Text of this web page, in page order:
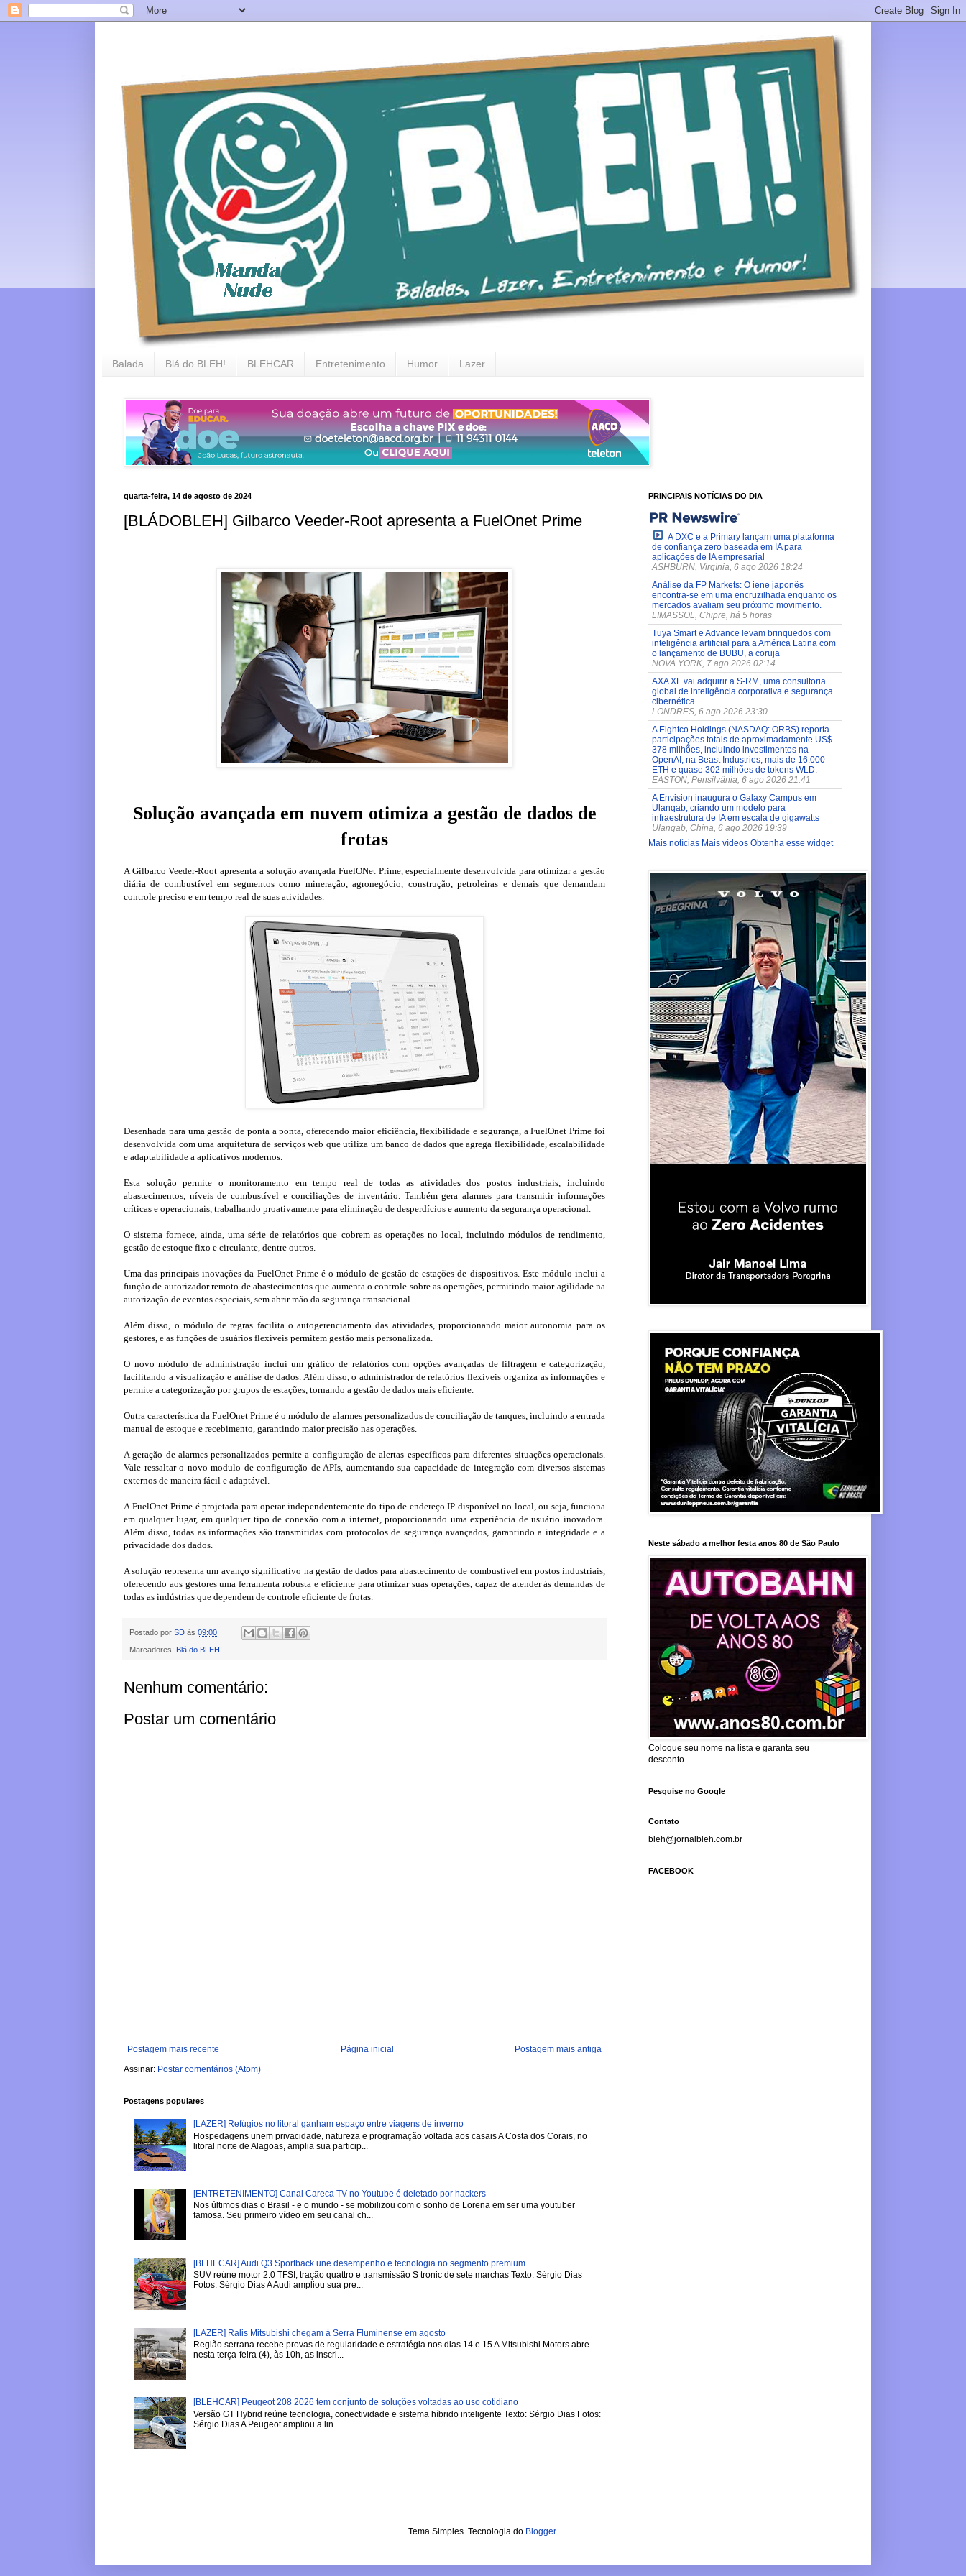
Balada Blá do BLEH! BLEHCAR Entretenimento Humor Lazer
quarta-feira, 14 de agosto de 2024
[BLÁDOBLEH] Gilbarco Veeder-Root apresenta a FuelOnet Prime
Solução avançada em nuvem otimiza a gestão de dados de
frotas
A Gilbarco Veeder-Root apresenta a solução avançada FuelONet Prime, especialmente desenvolvida para otimizar a gestão
diária de combustível em segmentos como mineração, agronegócio, construção, petroleiras e demais que demandam
controle preciso e em tempo real de suas atividades.
Desenhada para uma gestão de ponta a ponta, oferecendo maior eficiência, flexibilidade e segurança, a FuelOnet Prime foi
desenvolvida com uma arquitetura de serviços web que utiliza um banco de dados que agrega flexibilidade, escalabilidade
e adaptabilidade a aplicativos modernos.
Esta solução permite o monitoramento em tempo real de todas as atividades dos postos industriais, incluindo
abastecimentos, níveis de combustível e conciliações de inventário. Também gera alarmes para transmitir informações
críticas e operacionais, trabalhando proativamente para eliminação de desperdícios e aumento da segurança operacional.
O sistema fornece, ainda, uma série de relatórios que cobrem as operações no local, incluindo módulos de rendimento,
gestão de estoque fixo e circulante, dentre outros.
Uma das principais inovações da FuelOnet Prime é o módulo de gestão de estações de dispositivos. Este módulo inclui a
função de autorizador remoto de abastecimentos que aumenta o controle sobre as operações, permitindo maior agilidade na
autorização de eventos especiais, sem abrir mão da segurança transacional.
Além disso, o módulo de regras facilita o autogerenciamento das atividades, proporcionando maior autonomia para os
gestores, e as funções de usuários flexíveis permitem gestão mais personalizada.
O novo módulo de administração inclui um gráfico de relatórios com opções avançadas de filtragem e categorização,
facilitando a visualização e análise de dados. Além disso, o administrador de relatórios flexíveis organiza as informações e
permite a categorização por grupos de estações, tornando a gestão de dados mais eficiente.
Outra característica da FuelOnet Prime é o módulo de alarmes personalizados de conciliação de tanques, incluindo a entrada
manual de estoque e recebimento, garantindo maior precisão nas operações.
A geração de alarmes personalizados permite a configuração de alertas específicos para diferentes situações operacionais.
Vale ressaltar o novo modulo de configuração de APIs, aumentando sua capacidade de integração com diversos sistemas
externos de maneira fácil e adaptável.
A FuelOnet Prime é projetada para operar independentemente do tipo de endereço IP disponível no local, ou seja, funciona
em qualquer lugar, em qualquer tipo de conexão com a internet, proporcionando uma experiência de usuário inovadora.
Além disso, todas as informações são transmitidas com protocolos de segurança avançados, garantindo a integridade e a
privacidade dos dados.
A solução representa um avanço significativo na gestão de dados para abastecimento de combustível em postos industriais,
oferecendo aos gestores uma ferramenta robusta e eficiente para otimizar suas operações, capaz de atender às demandas de
todas as indústrias que dependem de controle eficiente de frotas.
Postado por SD às 09:00
Marcadores: Blá do BLEH!
Nenhum comentário:
Postar um comentário
Postagem mais recente Postagem mais antiga
Página inicial
Assinar: Postar comentários (Atom)
Postagens populares
[LAZER] Refúgios no litoral ganham espaço entre viagens de inverno
Hospedagens unem privacidade, natureza e programação voltada aos casais A Costa dos Corais, no
litoral norte de Alagoas, amplia sua particip...
[ENTRETENIMENTO] Canal Careca TV no Youtube é deletado por hackers
Nos últimos dias o Brasil - e o mundo - se mobilizou com o sonho de Lorena em ser uma youtuber
famosa. Seu primeiro vídeo em seu canal ch...
[BLHECAR] Audi Q3 Sportback une desempenho e tecnologia no segmento premium
SUV reúne motor 2.0 TFSI, tração quattro e transmissão S tronic de sete marchas Texto: Sérgio Dias
Fotos: Sérgio Dias A Audi ampliou sua pre...
[LAZER] Ralis Mitsubishi chegam à Serra Fluminense em agosto
Região serrana recebe provas de regularidade e estratégia nos dias 14 e 15 A Mitsubishi Motors abre
nesta terça-feira (4), às 10h, as inscri...
[BLEHCAR] Peugeot 208 2026 tem conjunto de soluções voltadas ao uso cotidiano
Versão GT Hybrid reúne tecnologia, conectividade e sistema híbrido inteligente Texto: Sérgio Dias Fotos:
Sérgio Dias A Peugeot ampliou a lin...
PRINCIPAIS NOTÍCIAS DO DIA
A DXC e a Primary lançam uma plataforma
de confiança zero baseada em IA para
aplicações de IA empresarial
ASHBURN, Virgínia, 6 ago 2026 18:24
Análise da FP Markets: O iene japonês
encontra-se em uma encruzilhada enquanto os
mercados avaliam seu próximo movimento.
LIMASSOL, Chipre, há 5 horas
Tuya Smart e Advance levam brinquedos com
inteligência artificial para a América Latina com
o lançamento de BUBU, a coruja
NOVA YORK, 7 ago 2026 02:14
AXA XL vai adquirir a S-RM, uma consultoria
global de inteligência corporativa e segurança
cibernética
LONDRES, 6 ago 2026 23:30
A Eightco Holdings (NASDAQ: ORBS) reporta
participações totais de aproximadamente US$
378 milhões, incluindo investimentos na
OpenAI, na Beast Industries, mais de 16.000
ETH e quase 302 milhões de tokens WLD.
EASTON, Pensilvânia, 6 ago 2026 21:41
A Envision inaugura o Galaxy Campus em
Ulanqab, criando um modelo para
infraestrutura de IA em escala de gigawatts
Ulanqab, China, 6 ago 2026 19:39
Mais notícias Mais vídeos Obtenha esse widget
Neste sábado a melhor festa anos 80 de São Paulo
Coloque seu nome na lista e garanta seu
desconto
Pesquise no Google
Contato
bleh@jornalbleh.com.br
FACEBOOK
Tema Simples. Tecnologia do Blogger.